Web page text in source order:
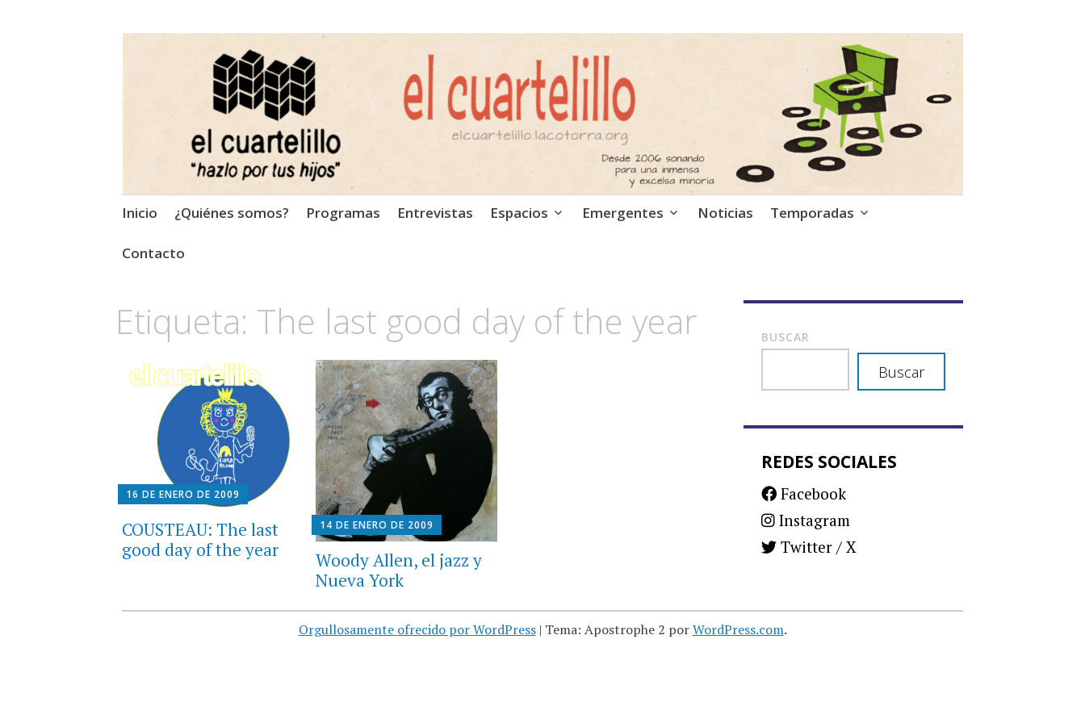
El Cuartelillo
Programa de radio de música independiente. Podcast
Saltar
contenido
Inicio ¿Quiénes somos? Programas Entrevistas Espacios Emergentes Noticias Temporadas
Contacto
Etiqueta: The last good day of the year
16 DE ENERO DE 2009
COUSTEAU: The last
good day of the year
14 DE ENERO DE 2009
Woody Allen, el jazz y
Nueva York
BUSCAR
Buscar
REDES SOCIALES
Facebook
Instagram
Twitter / X
Orgullosamente ofrecido por WordPress | Tema: Apostrophe 2 porWordPress.com.